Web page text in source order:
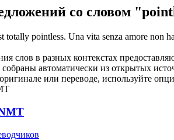
со словом
totally pointless. Una vita senza amore non
слов в разных контекстах
собраны автоматически из открытых
или переводе, используйте